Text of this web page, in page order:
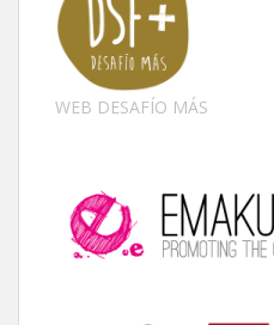
WEB DESAFÍO MÁS